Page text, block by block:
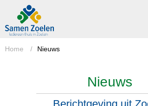
Home / Nieuws
Nieuws